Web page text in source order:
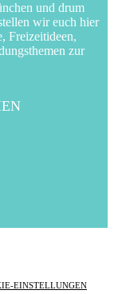
und drum
wir euch hier
Freizeitideen,
zur
EINSTELLUNGEN